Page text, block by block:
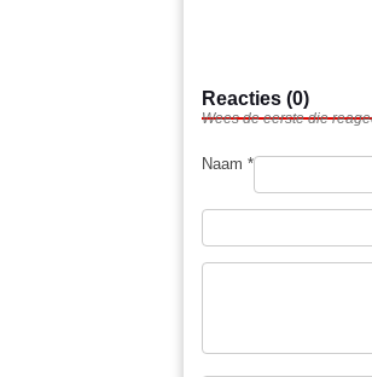
Reacties (0)
Wees de eerste die
Naam *